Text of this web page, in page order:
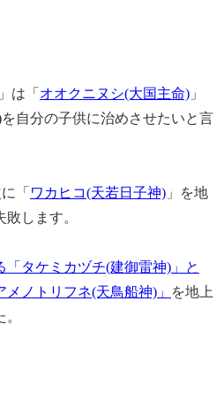
」は「 オオクニヌシ(大国主命) 」
を自分の子供に治めさせたいと言
「 ワカヒコ(天若日子神) 」を地
敗します。
「タケミカヅチ(建御雷神)」と
メノトリフネ(天鳥船神)」
を地上